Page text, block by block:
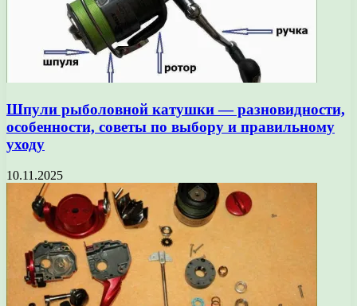
Шпули рыболовной катушки — разновидности,
особенности, советы по выбору и правильному
уходу
10.11.2025